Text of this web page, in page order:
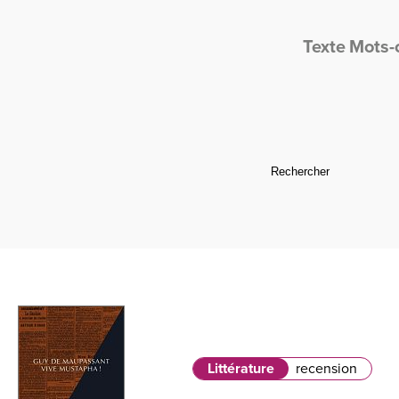
Texte Mots-
Littérature recension